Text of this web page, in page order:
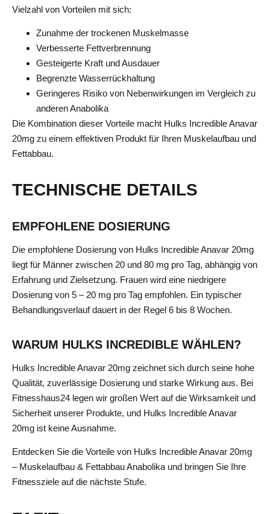
Vielzahl von Vorteilen mit sich:
Zunahme der trockenen Muskelmasse
Verbesserte Fettverbrennung
Gesteigerte Kraft und Ausdauer
Begrenzte Wasserrückhaltung
Geringeres Risiko von Nebenwirkungen im Vergleich zu
anderen Anabolika
Die Kombination dieser Vorteile macht Hulks Incredible Anavar
20mg zu einem effektiven Produkt für Ihren Muskelaufbau und
Fettabbau.
TECHNISCHE DETAILS
EMPFOHLENE DOSIERUNG
Die empfohlene Dosierung von Hulks Incredible Anavar 20mg
liegt für Männer zwischen 20 und 80 mg pro Tag, abhängig von
Erfahrung und Zielsetzung. Frauen wird eine niedrigere
Dosierung von 5 – 20 mg pro Tag empfohlen. Ein typischer
Behandlungsverlauf dauert in der Regel 6 bis 8 Wochen.
WARUM HULKS INCREDIBLE WÄHLEN?
Hulks Incredible Anavar 20mg zeichnet sich durch seine hohe
Qualität, zuverlässige Dosierung und starke Wirkung aus. Bei
Fitnesshaus24 legen wir großen Wert auf die Wirksamkeit und
Sicherheit unserer Produkte, und Hulks Incredible Anavar
20mg ist keine Ausnahme.
Entdecken Sie die Vorteile von Hulks Incredible Anavar 20mg
– Muskelaufbau & Fettabbau Anabolika und bringen Sie Ihre
Fitnessziele auf die nächste Stufe.